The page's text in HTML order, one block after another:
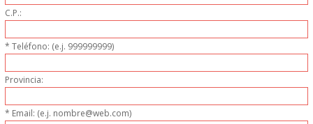
MAQUINARIA DE
ELABORACI�N
MAQUINARIA FRIA
MAQUINARIA DE LIMPIEZA
C.P.:
* Teléfono: (e.j. 999999999)
Provincia:
* Email: (e.j. nombre@web.com)